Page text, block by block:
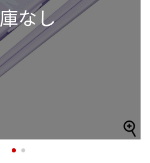
1 2